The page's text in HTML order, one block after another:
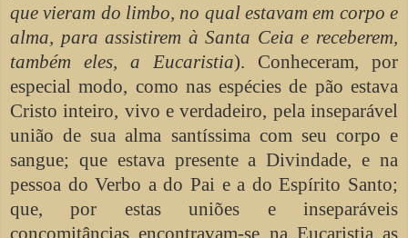
que vieram do limbo, no qual estavam em corpo e
alma, para assistirem à Santa Ceia e receberem,
também eles, a Eucaristia). Conheceram, por
especial modo, como nas espécies de pão estava
Cristo inteiro, vivo e verdadeiro, pela inseparável
união de sua alma santíssima com seu corpo e
sangue; que estava presente a Divindade, e na
pessoa do Verbo a do Pai e a do Espírito Santo;
que, por estas uniões e inseparáveis
concomitâncias encontravam-se na Eucaristia as